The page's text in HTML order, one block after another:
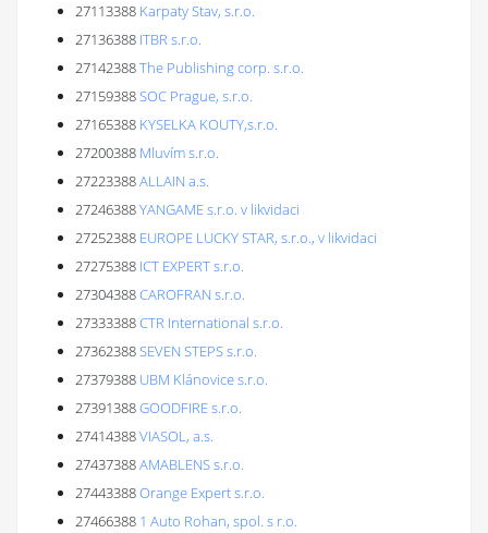
27113388 Karpaty Stav, s.r.o.
27136388 ITBR s.r.o.
27142388The Publishing corp. s.r.o.
27159388SOC Prague, s.r.o.
27165388 KYSELKA KOUTY,s.r.o.
27200388 Mluvím s.r.o.
27223388ALLAIN a.s.
27246388YANGAME s.r.o. v likvidaci
27252388 EUROPE LUCKY STAR, s.r.o., v likvidaci
27275388 ICT EXPERT s.r.o.
27304388CAROFRAN s.r.o.
27333388CTR International s.r.o.
27362388SEVEN STEPS s.r.o.
27379388 UBM Klánovice s.r.o.
27391388GOODFIRE s.r.o.
27414388VIASOL, a.s.
27437388AMABLENS s.r.o.
27443388Orange Expert s.r.o.
27466388 1 Auto Rohan, spol. s r.o.